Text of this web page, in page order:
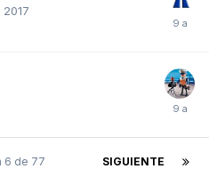
SIGUIENTE
6 de 77